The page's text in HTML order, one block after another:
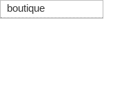
boutique